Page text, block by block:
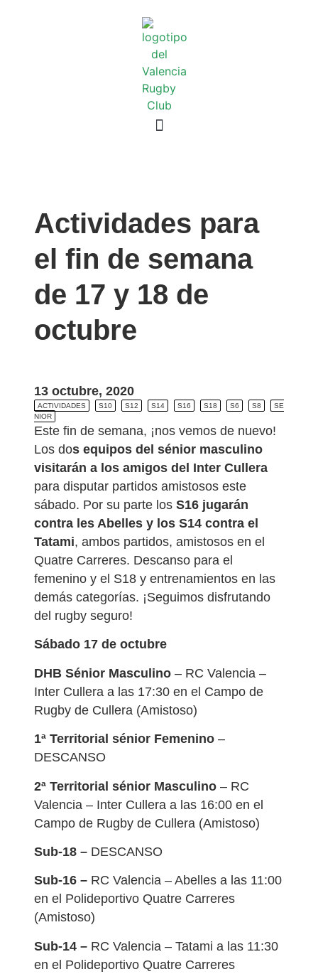
Actividades para
el fin de semana
de 17 y 18 de
octubre
13 octubre, 2020
ACTIVIDADES S10 S12 S14 S16 S18 S6 S8
SE
NIOR
Este fin de semana, ¡nos vemos de nuevo!
Los dos equipos del sénior masculino
visitarán a los amigos del Inter Cullera
para disputar partidos amistosos este
sábado. Por su parte los S16 jugarán
contra les Abelles y los S14 contra el
Tatami, ambos partidos, amistosos en el
Quatre Carreres. Descanso para el
femenino y el S18 y entrenamientos en las
demás categorías. ¡Seguimos disfrutando
del rugby seguro!
Sábado 17 de octubre
DHB Sénior Masculino – RC Valencia –
Inter Cullera a las 17:30 en el Campo de
Rugby de Cullera (Amistoso)
1ª Territorial sénior Femenino –
DESCANSO
2ª Territorial sénior Masculino – RC
Valencia – Inter Cullera a las 16:00 en el
Campo de Rugby de Cullera (Amistoso)
Sub-18 – DESCANSO
Sub-16 – RC Valencia – Abelles a las 11:00
en el Polideportivo Quatre Carreres
(Amistoso)
Sub-14 – RC Valencia – Tatami a las 11:30
en el Polideportivo Quatre Carreres